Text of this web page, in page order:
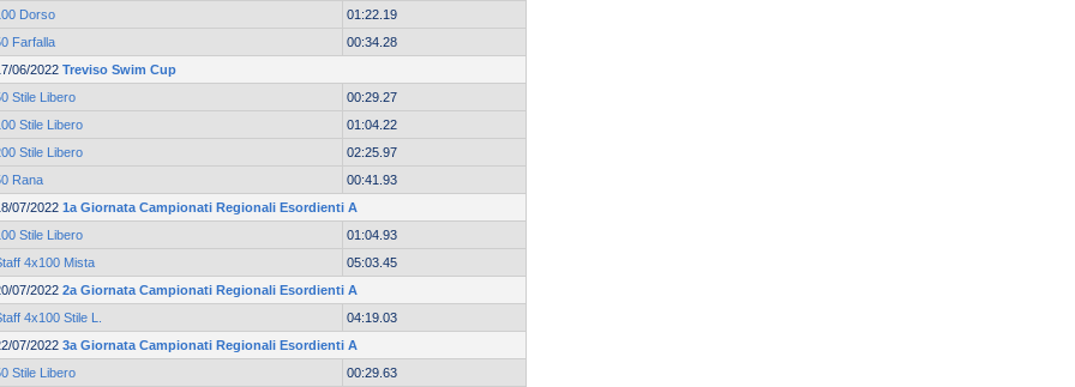
Dorso
01:22.19
Farfalla
00:34.28
06/2022 Treviso Swim Cup
Stile Libero
00:29.27
Stile Libero
01:04.22
Stile Libero
02:25.97
Rana
00:41.93
07/2022 1a Giornata Campionati Regionali Esordienti A
Stile Libero
01:04.93
4x100 Mista
05:03.45
07/2022 2a Giornata Campionati Regionali Esordienti A
4x100 Stile L.
04:19.03
07/2022 3a Giornata Campionati Regionali Esordienti A
Stile Libero
00:29.63